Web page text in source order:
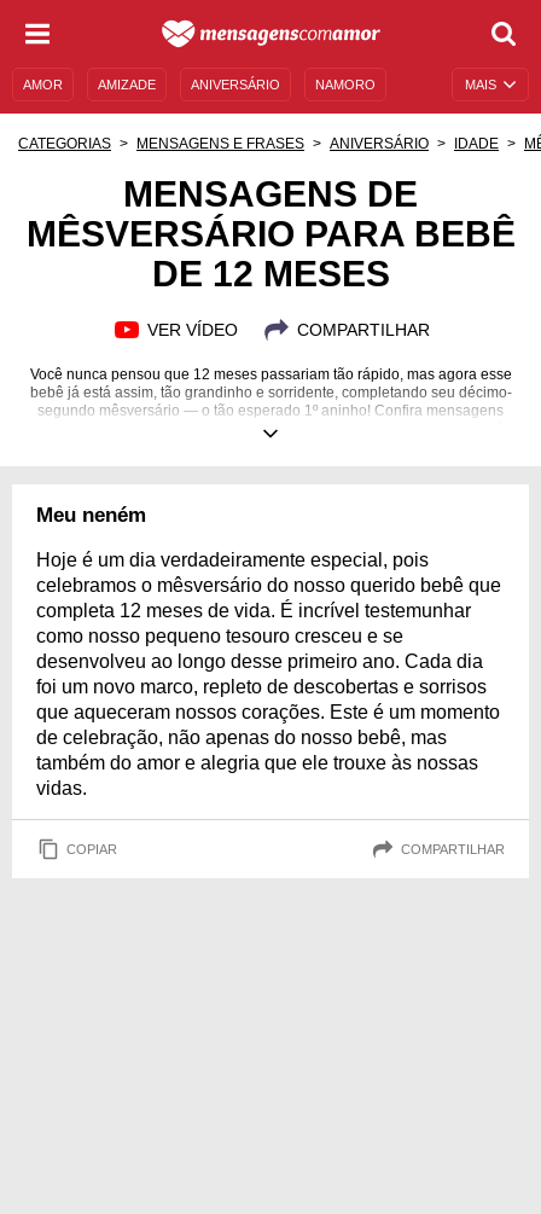
MAIS
AMOR AMIZADE ANIVERSÁRIO NAMORO
MENSAGENS E FRASES MENSAGENS DE ANIVERSÁRIO
FAMOSOS BÍBLIA
CATEGORIAS MENSAGENS E FRASES ANIVERSÁRIO IDADE
MENSAGENS DE
MÊSVERSÁRIO PARA BEBÊ
DE 12 MESES
VER VÍDEO COMPARTILHAR
Você nunca pensou que 12 meses passariam tão rápido, mas agora esse
bebê já está assim, tão grandinho e sorridente, completando seu décimo-
segundo mêsversário — o tão esperado 1º aninho! Confira mensagens
para celebrar essa data e demonstrar seus sentimentos por mais um mês
Meu neném
Hoje é um dia verdadeiramente especial, pois
celebramos o mêsversário do nosso querido bebê que
completa 12 meses de vida. É incrível testemunhar
como nosso pequeno tesouro cresceu e se
desenvolveu ao longo desse primeiro ano. Cada dia
foi um novo marco, repleto de descobertas e sorrisos
que aqueceram nossos corações. Este é um momento
de celebração, não apenas do nosso bebê, mas
também do amor e alegria que ele trouxe às nossas
vidas.
COPIAR COMPARTILHAR